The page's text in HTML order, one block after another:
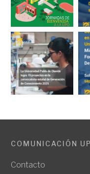
COMUNICACIÓN
Contacto